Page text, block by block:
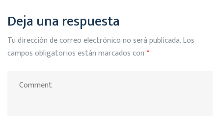
Deja una respuesta
Tu dirección de correo electrónico no será publicada.Los
campos obligatorios están marcados con*